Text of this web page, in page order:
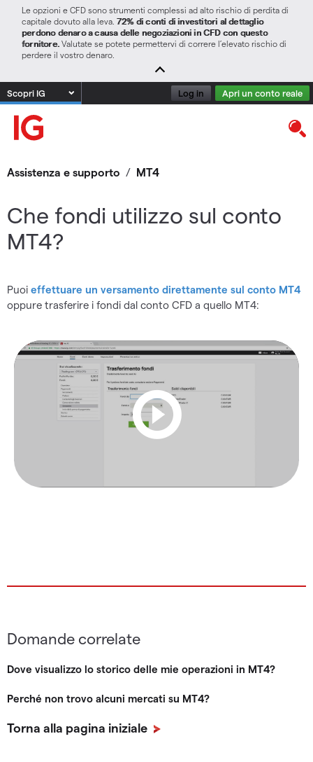
Le opzioni e CFD sono strumenti complessi ad alto rischio di perdita di
capitale dovuto alla leva. 72% di conti di investitori al dettaglio
perdono denaro a causa delle negoziazioni in CFD con questo
fornitore. Valutate se potete permettervi di correre l’elevato rischio di
perdere il vostro denaro.
Scopri IG Log in Apri un conto reale
Assistenza e supporto / MT4
Che fondi utilizzo sul conto
MT4?
Puoi effettuare un versamento direttamente sul conto MT4
oppure trasferire i fondi dal conto CFD a quello MT4:
Domande correlate
Dove visualizzo lo storico delle mie operazioni in MT4?
Perché non trovo alcuni mercati su MT4?
Torna alla pagina iniziale